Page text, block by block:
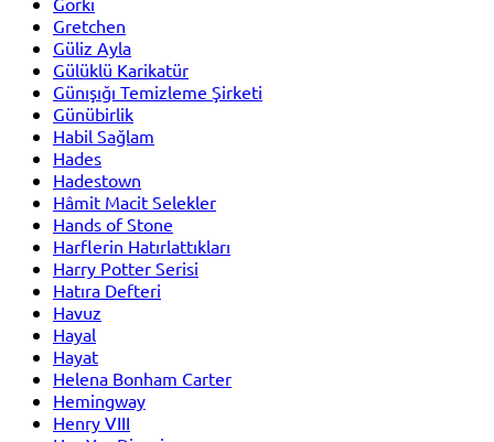
Gretchen
Güliz Ayla
Gülüklü Karikatür
Günışığı Temizleme Şirketi
Günübirlik
Habil Sağlam
Hades
Hadestown
Hâmit Macit Selekler
Hands of Stone
Harflerin Hatırlattıkları
Harry Potter Serisi
Hatıra Defteri
Havuz
Hayal
Hayat
Helena Bonham Carter
Hemingway
Henry VIII